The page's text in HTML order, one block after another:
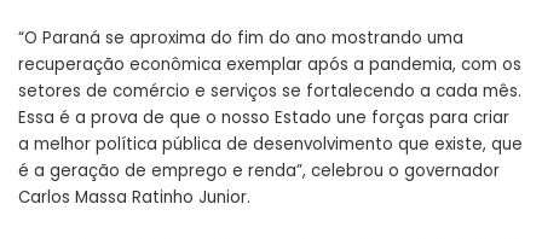
“O Paraná se aproxima do fim do ano mostrando uma
recuperação econômica exemplar após a pandemia, com os
setores de comércio e serviços se fortalecendo a cada mês.
Essa é a prova de que o nosso Estado une forças para criar
a melhor política pública de desenvolvimento que existe, que
é a geração de emprego e renda”, celebrou o governador
Carlos Massa Ratinho Junior.